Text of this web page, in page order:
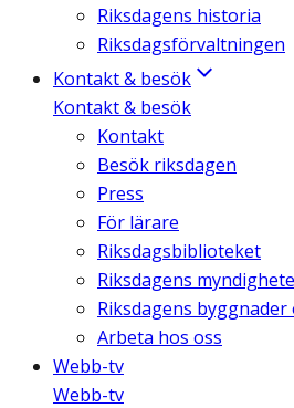
Riksdagens historia
Riksdagsförvaltningen
Kontakt & besök
Kontakt & besök
Kontakt
Besök riksdagen
Press
För lärare
Riksdagsbiblioteket
Riksdagens
Riksdagens
Arbeta hos oss
Webb-tv
Webb-tv